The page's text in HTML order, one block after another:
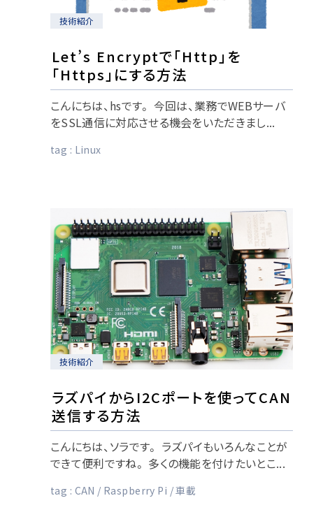
技術紹介
Let’s Encryptで「Http」を
「Https」にする方法
こんにちは、hsです。 今回は、業務でWEBサーバ
をSSL通信に対応させる機会をいただきまし...
tag : Linux
技術紹介
ラズパイからI2Cポートを使ってCAN
送信する方法
こんにちは、ソラです。 ラズパイもいろんなことが
できて便利ですね。 多くの機能を付けたいとこ...
tag : CAN Raspberry Pi 車載